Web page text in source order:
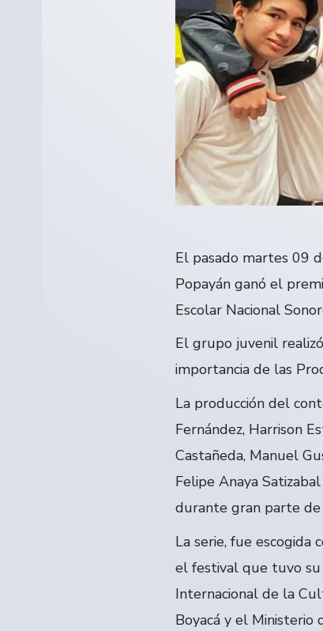
El pasado martes 09
Popayán ganó el
Escolar Nacional
El grupo juvenil
importancia de las
La producción del
Fernández, Harrison
Castañeda, Manuel
Felipe Anaya
durante gran parte
La serie, fue
el festival que tuvo su
Internacional de la
Boyacá y el Ministerio